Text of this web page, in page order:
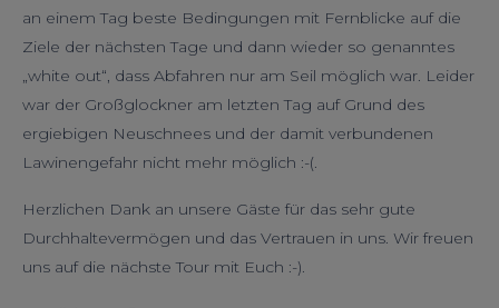
an einem Tag beste Bedingungen mit Fernblicke auf die
Ziele der nächsten Tage und dann wieder so genanntes
„white out“, dass Abfahren nur am Seil möglich war. Leider
war der Großglockner am letzten Tag auf Grund des
ergiebigen Neuschnees und der damit verbundenen
Lawinengefahr nicht mehr möglich :-(.
Herzlichen Dank an unsere Gäste für das sehr gute
Durchhaltevermögen und das Vertrauen in uns. Wir freuen
uns auf die nächste Tour mit Euch :-).